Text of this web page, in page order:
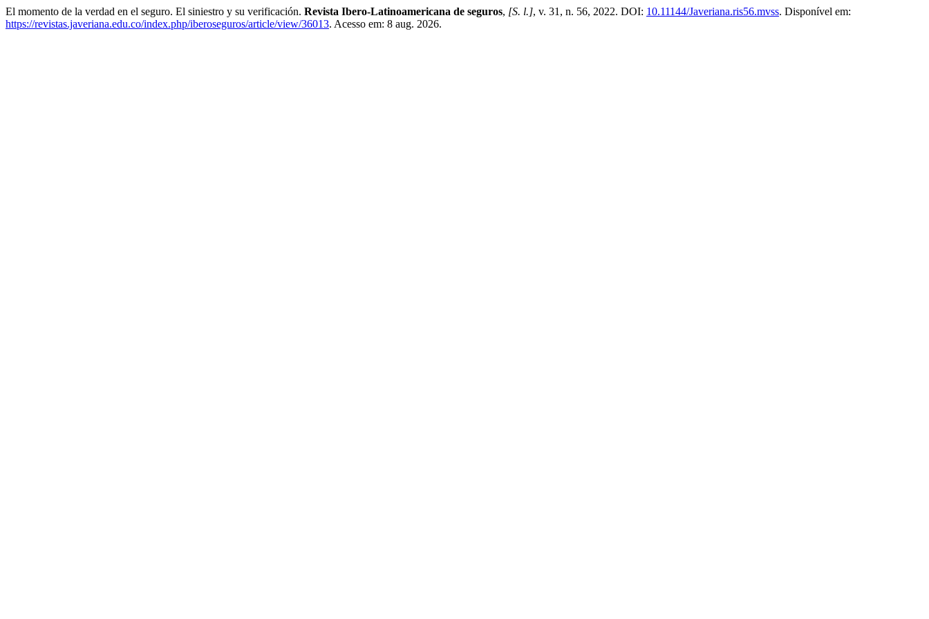
El momento de la verdad en el seguro. El siniestro y su verificación. Revista Ibero-Latinoamericana de seguros, [S. l.], v. 31, n. 56, 2022. DOI: 10.11144/Javeriana.ris56.mvss. Disponível em:
https://revistas.javeriana.edu.co/index.php/iberoseguros/article/view/36013. Acesso em: 8 aug. 2026.